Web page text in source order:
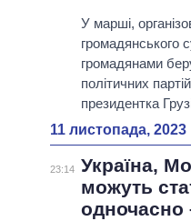
У марші,
громадянського
громадянами
політичних
президентка
11 листопада, 2023
23:14 Україна,
можуть
одночасно